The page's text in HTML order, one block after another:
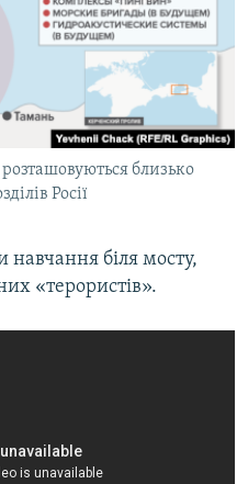
близько
Росії
навчання біля мосту,
«терористів».